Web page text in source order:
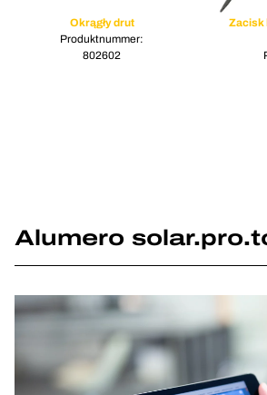
Okrągły drut
Produktnummer:
802602
Zacisk
Alumero